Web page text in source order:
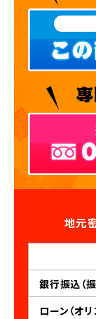
地元
銀行振込（
ローン（オ